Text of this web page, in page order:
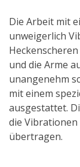
Die Arbeit mit
unweigerlich
und die Arme
unangenehm
mit einem
ausgestattet.
die Vibrationen
übertragen.